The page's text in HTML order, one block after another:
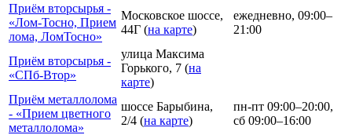
Приём вторсырья -
«Лом-Тосно, Прием
лома, ЛомТосно»
Московское шоссе,
44Г (на карте)
ежедневно, 09:00–
21:00
Приём вторсырья -
«СПб-Втор»
улица Максима
Горького, 7 (на
карте)
Приём металлолома
- «Прием цветного
металлолома»
шоссе Барыбина,
2/4 (на карте)
пн-пт 09:00–20:00,
сб 09:00–16:00